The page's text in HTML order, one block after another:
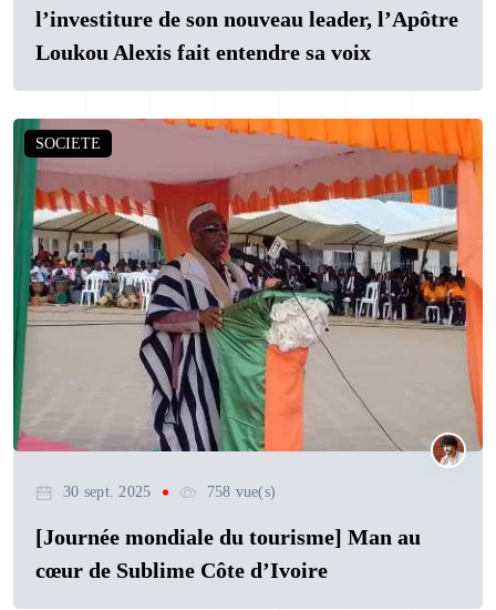
l’investiture de son nouveau leader, l’Apôtre
Loukou Alexis fait entendre sa voix
SOCIETE
30 sept. 2025 758 vue(s)
[Journée mondiale du tourisme] Man au
cœur de Sublime Côte d’Ivoire